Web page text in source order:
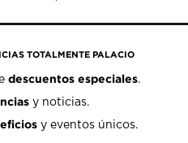
TOTALMENTE PALACIO
descuentos especiales.
y noticias.
y eventos únicos.